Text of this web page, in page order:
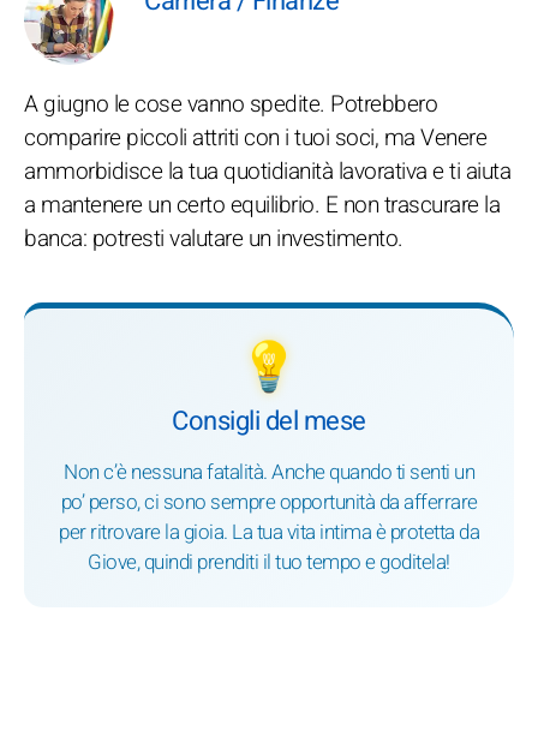
A giugno le cose vanno spedite. Potrebbero
comparire piccoli attriti con i tuoi soci, ma Venere
ammorbidisce la tua quotidianità lavorativa e ti aiuta
a mantenere un certo equilibrio. E non trascurare la
banca: potresti valutare un investimento.
💡
Consigli del mese
Non c’è nessuna fatalità. Anche quando ti senti un
po’ perso, ci sono sempre opportunità da afferrare
per ritrovare la gioia. La tua vita intima è protetta da
Giove, quindi prenditi il tuo tempo e goditela!